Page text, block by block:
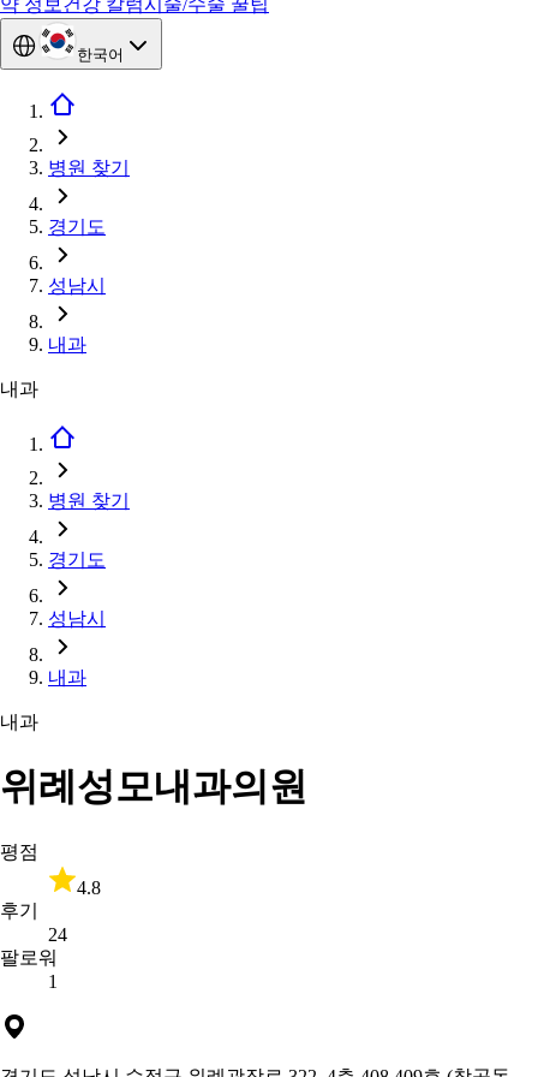
약 정보 건강 칼럼시술/수술 꿀팁
한국어
병원 찾기
경기도
성남시
내과
내과
병원 찾기
경기도
성남시
내과
내과
위례성모내과의원
평점
4.8
후기
24
팔로워
1